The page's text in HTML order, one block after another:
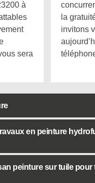
à
sera
la
invitons
en peinture
peinture sur tuile